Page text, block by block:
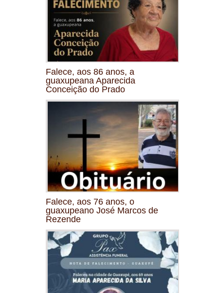
Falece, aos 86 anos, a
guaxupeana Aparecida
Conceição do Prado
Falece, aos 76 anos, o
guaxupeano José Marcos de
Rezende